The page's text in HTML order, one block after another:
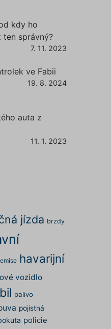
kdy ho
správný?
7. 11. 2023
ve Fabii
19. 8. 2024
auta z
11. 1. 2023
jízda brzdy
emise havarijní
vozidlo
palivo
pojistná
policie